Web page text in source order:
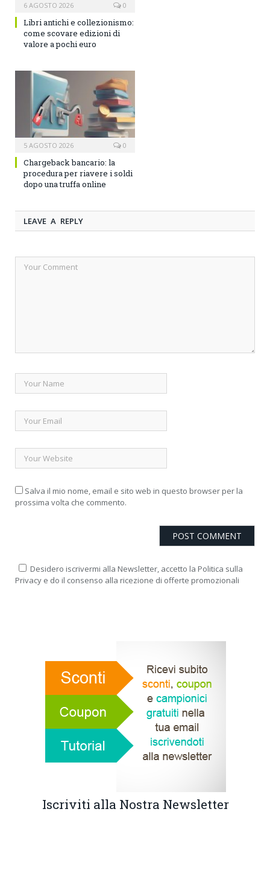
6 AGOSTO 2026 0
Libri antichi e collezionismo:
come scovare edizioni di
valore a pochi euro
5 AGOSTO 2026 0
Chargeback bancario: la
procedura per riavere i soldi
dopo una truffa online
LEAVE A REPLY
Salva il mio nome, email e sito web in questo browser per la
prossima volta che commento.
Desidero iscrivermi alla Newsletter, accetto la Politica sulla
Privacy e do il consenso alla ricezione di offerte promozionali
Iscriviti alla Nostra Newsletter